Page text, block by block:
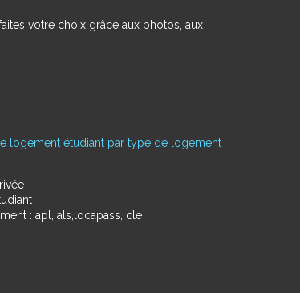
votre choix grâce aux photos, aux
logement étudiant par type de logement
: apl, als,locapass, cle